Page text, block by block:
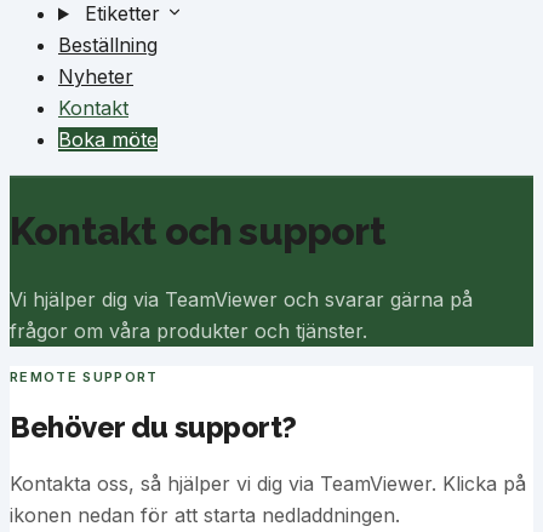
Etiketter
Beställning
Nyheter
Kontakt
Boka möte
Kontakt och support
Vi hjälper dig via TeamViewer och svarar gärna på
frågor om våra produkter och tjänster.
REMOTE SUPPORT
Behöver du support?
Kontakta oss, så hjälper vi dig via TeamViewer. Klicka på
ikonen nedan för att starta nedladdningen.